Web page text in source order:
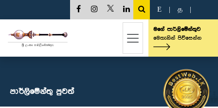
E த
මගේ පාර්ලිමේන්තුව
මෙතැනින් පිවිසෙන්න
පාර්ලි‌මේන්තු පුවත්